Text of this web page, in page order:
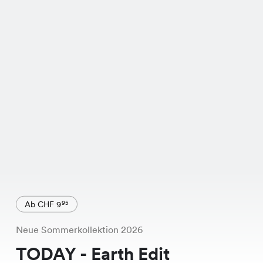
Ab CHF 995
Neue Sommerkollektion 2026
TODAY - Earth Edit